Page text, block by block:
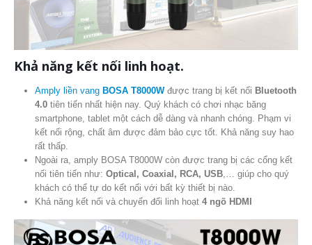
Khả năng kết nối linh hoạt.
Amply liền vang BOSA T8000Wđược trang bị kết nối Bluetooth
4.0tiên tiến nhất hiện nay. Quý khách có chơi nhạc băng
smartphone, tablet một cách dễ dàng và nhanh chóng. Phạm vi
kết nối rộng, chất âm được đảm bảo cực tốt. Khả năng suy hao
rất thấp.
Ngoài ra, amply BOSA T8000W còn được trang bị các cổng kết
nối tiên tiến như: Optical, Coaxial, RCA, USB,… giúp cho quý
khách có thể tự do kết nối với bất kỳ thiết bị nào.
Khả năng kết nối và chuyển đổi linh hoạt 4 ngõ HDMI